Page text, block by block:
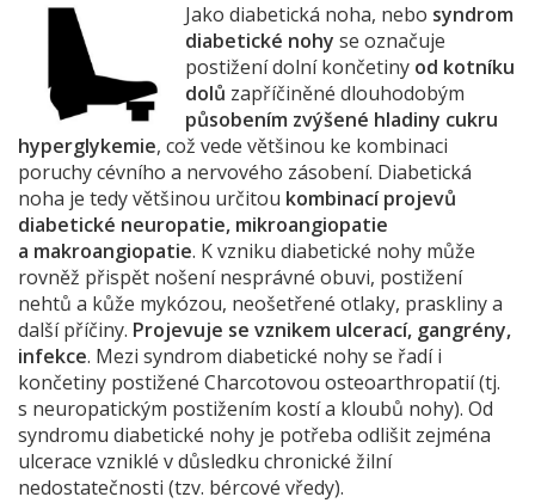
Jako diabetická noha, nebo syndrom
diabetické nohy se označuje
postižení dolní končetiny od kotníku
dolů zapříčiněné dlouhodobým
působením zvýšené hladiny cukru
hyperglykemie, což vede většinou ke kombinaci
poruchy cévního a nervového zásobení. Diabetická
noha je tedy většinou určitou kombinací projevů
diabetické neuropatie, mikroangiopatie
a makroangiopatie. K vzniku diabetické nohy může
rovněž přispět nošení nesprávné obuvi, postižení
nehtů a kůže mykózou, neošetřené otlaky, praskliny a
další příčiny. Projevuje se vznikem ulcerací, gangrény,
infekce. Mezi syndrom diabetické nohy se řadí i
končetiny postižené Charcotovou osteoarthropatií (tj.
s neuropatickým postižením kostí a kloubů nohy). Od
syndromu diabetické nohy je potřeba odlišit zejména
ulcerace vzniklé v důsledku chronické žilní
nedostatečnosti (tzv. bércové vředy).